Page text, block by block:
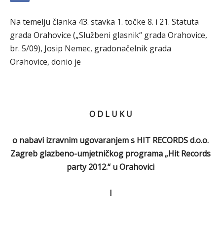
Na temelju članka 43. stavka 1. točke 8. i 21. Statuta
grada Orahovice („Službeni glasnik“ grada Orahovice,
br. 5/09), Josip Nemec, gradonačelnik grada
Orahovice, donio je
O D L U K U
o nabavi izravnim ugovaranjem s HIT RECORDS d.o.o.
Zagreb glazbeno-umjetničkog programa „Hit Records
party 2012.“ u Orahovici
I